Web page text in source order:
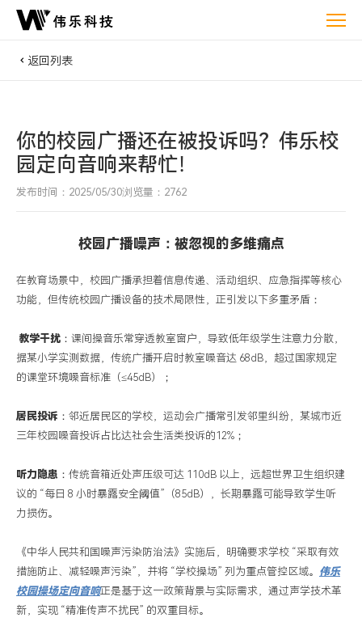
忙！
返回列表
你的校园广播还在被投诉吗？伟乐校
园定向音响来帮忙！
发布时间：2025/05/30浏览量：2762
校园广播噪声：被忽视的多维痛点
在教育场景中， 校园 广播承担着信息传递、活动组织、应急指挥等核心
功能，但传统校园 广播设备的技术局限性，正引发 以下多重矛盾：
教学干扰 ：课间操音乐常穿透教室窗户，导致低年级学生注意力分散，
据某小学实测数据，传统广播开启时教室噪音达 68dB ，超过国家规定
的课堂环境噪音标准（≤45dB）；
居民投诉 ：邻近居民区的学校，运动会广播常引发邻里纠纷，某城市近
三年校园噪音投诉占比达社会生活类投诉的12% ；
听力隐患 ：传统音箱近处声压级可达 110dB 以上，远超世界卫生组织建
议的 “每日 8 小时暴露安全阈值” （85dB），长期暴露可能导致学生听
力损伤。
《中华人民共和国噪声污染防治法》实施后，明确要求学校 “采取有效
措施防止、减轻噪声污染” ，并将 “学校操场” 列为重点管控区域。 伟乐
校园操场定向音响正是基于这一政策背景与实际需求，通过声学技术革
新，实现 “精准传声不扰民” 的双重目标。